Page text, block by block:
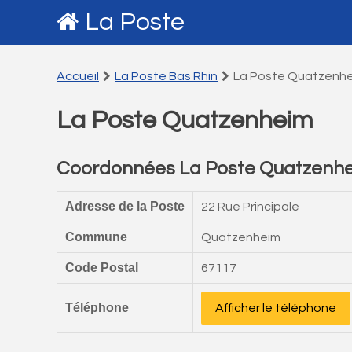
La Poste
Accueil La Poste Bas Rhin La Poste
La Poste Quatzenheim
Coordonnées La Poste
Adresse de la Poste 22 Rue Principale
Commune Quatzenheim
Code Postal 67117
Téléphone Afficher le téléphone